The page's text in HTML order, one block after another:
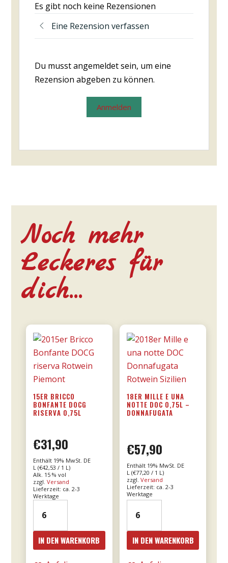
Es gibt noch keine Rezensionen
Eine Rezension verfassen
Du musst angemeldet sein, um eine
Rezension abgeben zu können.
Anmelden
Noch mehr
Leckeres für
dich…
15ER BRICCO
BONFANTE DOCG
RISERVA 0,75L
€31,90
Enthält 19% MwSt. DE
L (€42,53 / 1 L)
Alk. 15 % vol
zzgl. Versand
Lieferzeit: ca. 2-3
Werktage
Bricco
Bonfante
DOCG
riserva
IN DEN WARENKORB
18ER MILLE E UNA
NOTTE DOC 0,75L –
DONNAFUGATA
€57,90
Enthält 19% MwSt. DE
L (€77,20 / 1 L)
zzgl.Versand
Lieferzeit: ca. 2-3
Werktage
Mille
e
una
notte
IN DEN WARENKORB